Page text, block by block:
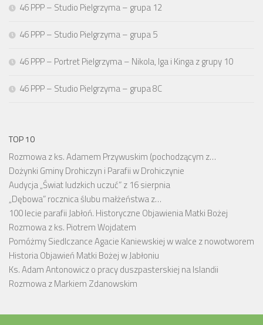
46 PPP – Studio Pielgrzyma – grupa 12
46 PPP – Studio Pielgrzyma – grupa 5
46 PPP – Portret Pielgrzyma – Nikola, Iga i Kinga z grupy 10
46 PPP – Studio Pielgrzyma – grupa 8C
TOP 10
Rozmowa z ks. Adamem Przywuskim (pochodzącym z…
Dożynki Gminy Drohiczyn i Parafii w Drohiczynie
Audycja „Świat ludzkich uczuć” z 16 sierpnia
„Dębowa” rocznica ślubu małżeństwa z…
100 lecie parafii Jabłoń. Historyczne Objawienia Matki Bożej
Rozmowa z ks. Piotrem Wojdatem
Pomóżmy Siedlczance Agacie Kaniewskiej w walce z nowotworem
Historia Objawień Matki Bożej w Jabłoniu
Ks. Adam Antonowicz o pracy duszpasterskiej na Islandii
Rozmowa z Markiem Zdanowskim